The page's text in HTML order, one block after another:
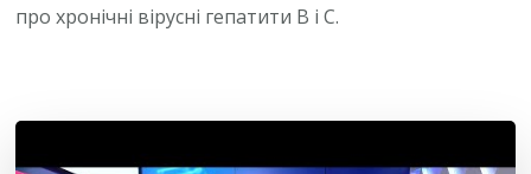
про хронічні вірусні гепатити B і C.